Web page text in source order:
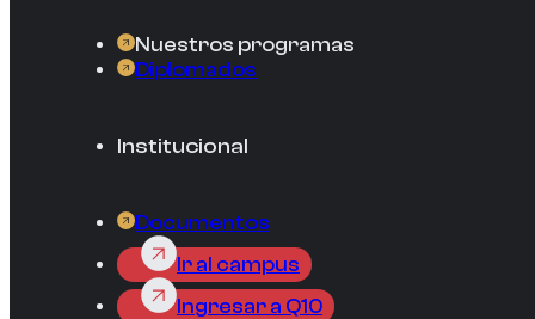
Nuestros programas
Diplomados
Institucional
Documentos
Ir al campus
Ingresar a Q10